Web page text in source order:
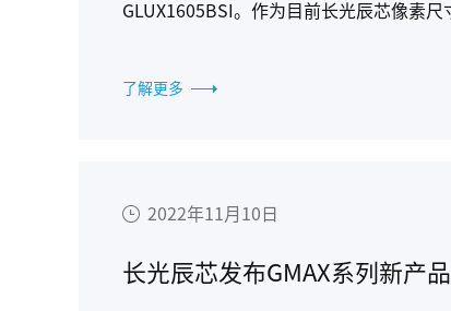
GLUX1605BSI。作为目前长光辰芯像素
了解更多
2022年11月10日
长光辰芯发布GMAX系列新产